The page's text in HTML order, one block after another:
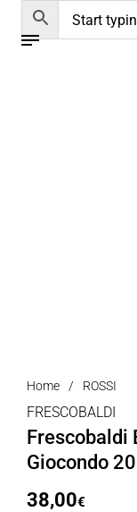
Home / ROSSI
FRESCOBALDI
Frescobaldi
Giocondo
38,00€